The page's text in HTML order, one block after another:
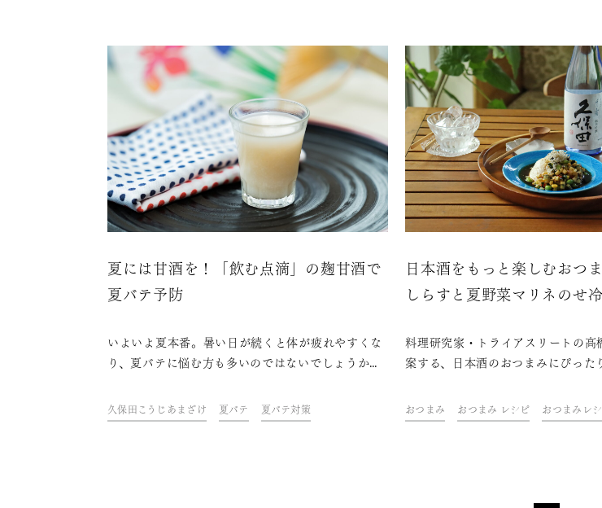
夏には甘酒を！「飲む点滴」の麹甘酒で
夏バテ予防
いよいよ夏本番。暑い日が続くと体が疲れやすくな
り、夏バテに悩む方も多いのではないでしょうか。
して注目を集める「甘酒」がおすすめ。疲労回復や
免疫力アップなど、美容や健康への様々な効果・効
久保田こうじあまざけ 夏バテ 夏バテ対策
日本酒をもっと楽しむおつ
しらすと夏野菜マリネのせ
料理研究家・トライアスリートの高
案する、日本酒のおつまみにぴった
ときをお楽しみください。
おつまみ おつまみ レシピ おつまみレ